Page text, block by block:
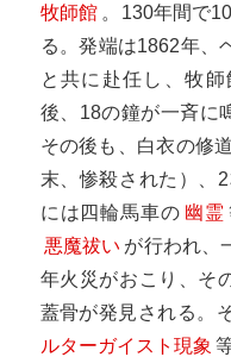
牧師館 。130年間で
る。発端は1862年、
と共に赴任し、牧
後、18の鐘が一斉に
その後も、白衣の修
末、惨殺された）、
には四輪馬車の 幽霊
悪魔祓い が行われ、
年火災がおこり、そ
蓋骨が発見される。
ルターガイスト現象